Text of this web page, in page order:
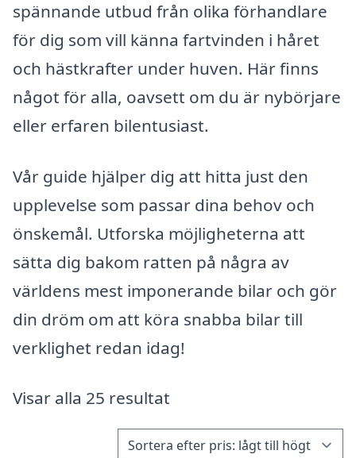
spännande utbud från olika förhandlare
för dig som vill känna fartvinden i håret
och hästkrafter under huven. Här finns
något för alla, oavsett om du är nybörjare
eller erfaren bilentusiast.
Vår guide hjälper dig att hitta just den
upplevelse som passar dina behov och
önskemål. Utforska möjligheterna att
sätta dig bakom ratten på några av
världens mest imponerande bilar och gör
din dröm om att köra snabba bilar till
verklighet redan idag!
Visar alla 25 resultat